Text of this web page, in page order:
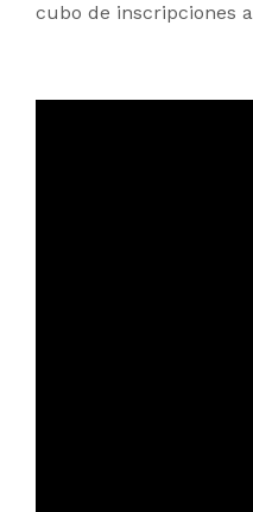
cubo de inscripciones